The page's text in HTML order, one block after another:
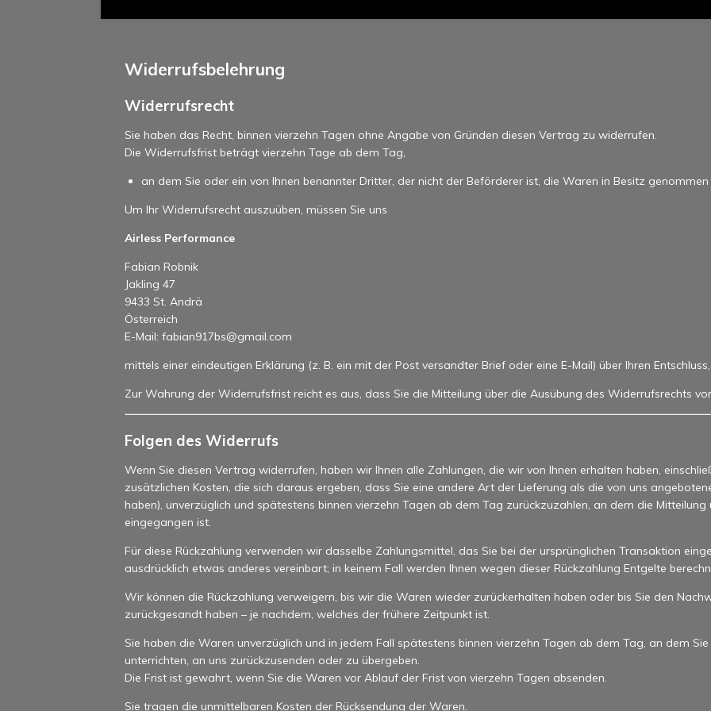
Widerrufsbelehrung
Widerrufsrecht
Sie haben das Recht, binnen vierzehn Tagen ohne Angabe von Gründen diesen Vertrag zu widerrufen.
Die Widerrufsfrist beträgt vierzehn Tage ab dem Tag,
an dem Sie oder ein von Ihnen benannter Dritter, der nicht der Beförderer ist, die Waren in Besitz
Um Ihr Widerrufsrecht auszuüben, müssen Sie uns
Airless Performance
Fabian Robnik
Jakling 47
9433 St. Andrä
Österreich
E-Mail: fabian917bs@gmail.com
mittels einer eindeutigen Erklärung (z. B. ein mit der Post versandter Brief oder eine E-Mail) über Ihren
Zur Wahrung der Widerrufsfrist reicht es aus, dass Sie die Mitteilung über die Ausübung des Widerrufsrechts
Folgen des Widerrufs
Wenn Sie diesen Vertrag widerrufen, haben wir Ihnen alle Zahlungen, die wir von Ihnen erhalten haben,
zusätzlichen Kosten, die sich daraus ergeben, dass Sie eine andere Art der Lieferung als die von uns
haben), unverzüglich und spätestens binnen vierzehn Tagen ab dem Tag zurückzuzahlen, an dem die
eingegangen ist.
Für diese Rückzahlung verwenden wir dasselbe Zahlungsmittel, das Sie bei der ursprünglichen Transaktion
ausdrücklich etwas anderes vereinbart; in keinem Fall werden Ihnen wegen dieser Rückzahlung Entgelte
Wir können die Rückzahlung verweigern, bis wir die Waren wieder zurückerhalten haben oder bis Sie den
zurückgesandt haben – je nachdem, welches der frühere Zeitpunkt ist.
Sie haben die Waren unverzüglich und in jedem Fall spätestens binnen vierzehn Tagen ab dem Tag, an dem
unterrichten, an uns zurückzusenden oder zu übergeben.
Die Frist ist gewahrt, wenn Sie die Waren vor Ablauf der Frist von vierzehn Tagen absenden.
Sie tragen die unmittelbaren Kosten der Rücksendung der Waren.